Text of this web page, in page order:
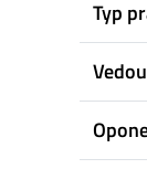
Typ